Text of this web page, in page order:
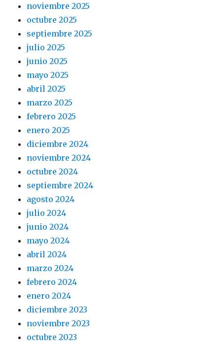
noviembre 2025
octubre 2025
septiembre 2025
julio 2025
junio 2025
mayo 2025
abril 2025
marzo 2025
febrero 2025
enero 2025
diciembre 2024
noviembre 2024
octubre 2024
septiembre 2024
agosto 2024
julio 2024
junio 2024
mayo 2024
abril 2024
marzo 2024
febrero 2024
enero 2024
diciembre 2023
noviembre 2023
octubre 2023